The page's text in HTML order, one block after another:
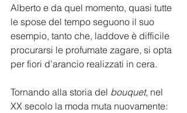
Alberto e da quel momento, quasi tutte
le spose del tempo seguono il suo
esempio, tanto che, laddove è difficile
procurarsi le profumate zagare, si opta
per fiori d’arancio realizzati in cera.
Tornando alla storia del bouquet, nel
XX secolo la moda muta nuovamente: